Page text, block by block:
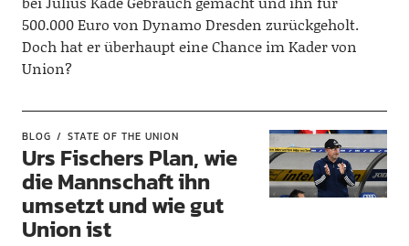
500.000 Euro von Dynamo Dresden zurückgeholt.
Doch hat er überhaupt eine Chance im Kader von
Union?
BLOG STATE OF THE UNION
Urs Fischers Plan, wie
die Mannschaft ihn
umsetzt und wie gut
Union ist